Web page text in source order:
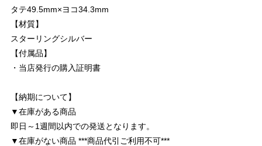
タテ49.5mm×ヨコ34.3mm
【材質】
スターリングシルバー
【付属品】
・当店発行の購入証明書
【納期について】
▼在庫がある商品
即日～1週間以内での発送となります。
▼在庫がない商品 ***商品代引ご利用不可***